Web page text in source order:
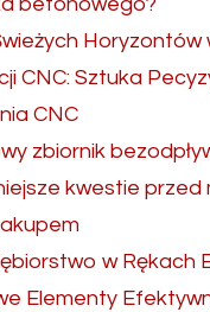
Horyzontów
CNC: Sztuka
CNC
zbiornik
kwestie przed
w Rękach
Elementy